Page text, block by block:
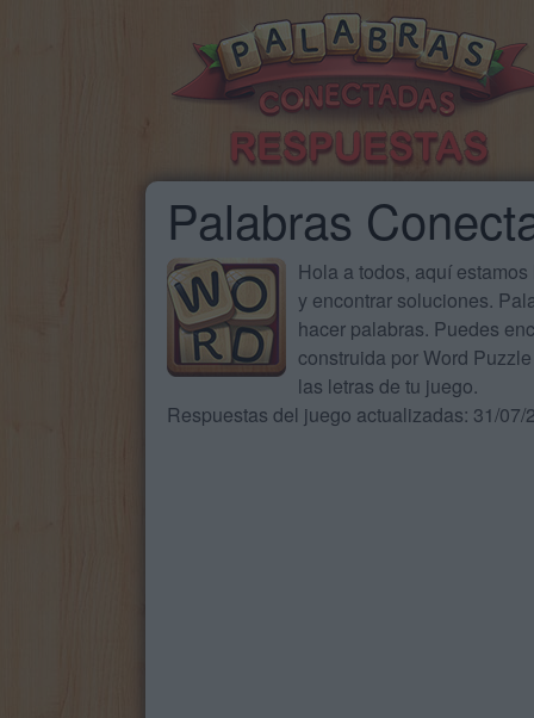
Palabras
Hola a todos, aquí
y encontrar soluciones.
hacer palabras. Puedes
construida por Word
las letras de tu juego.
Respuestas del juego actualizadas: 31/07/